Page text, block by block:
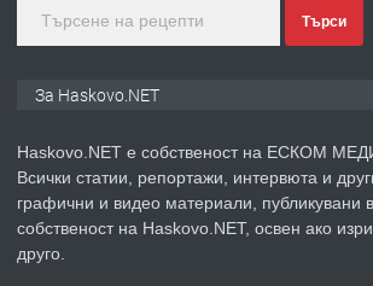
ПРЕДЛАГА
Продавам парцел в
Търси
За Haskovo.NET
Haskovo.NET е собственост на ЕСКОМ
Всички статии, репортажи, интервюта и
графични и видео материали, публикувани
собственост на Haskovo.NET, освен ако
друго.